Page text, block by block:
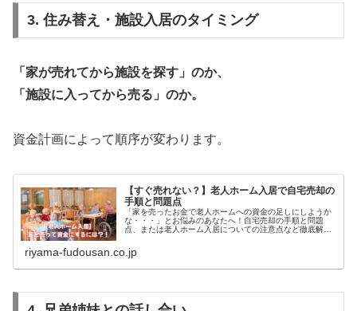
3. 住み替え・施設入居のタイミング
「家が売れてから施設を探す」のか、
「施設に入ってから売る」のか。
資金計画によって順序が変わります。
【すぐ売れない？】老人ホーム入居で自宅売却の
手順と問題点
「家を売ったお金で老人ホームへの資金の足しにしようか
な・・・」とお悩みのあなたへ！自宅売却の手順と問題
点、または老人ホーム入居についての注意点など徹底解説
riyama-fudousan.co.jp